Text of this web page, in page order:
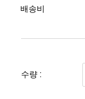
배송비
수량 :